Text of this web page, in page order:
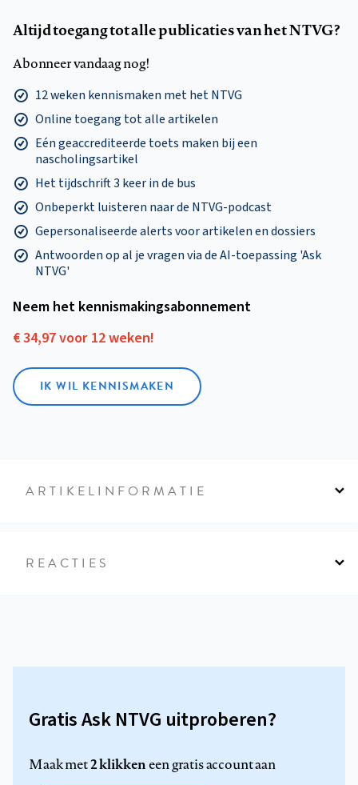
Altijd toegang tot alle publicaties van het NTVG?
Abonneer vandaag nog!
12 weken kennismaken met het NTVG
Online toegang tot alle artikelen
Eén geaccrediteerde toets maken bij een
nascholingsartikel
Het tijdschrift 3 keer in de bus
Onbeperkt luisteren naar de NTVG-podcast
Gepersonaliseerde alerts voor artikelen en dossiers
Antwoorden op al je vragen via de AI-toepassing 'Ask
NTVG'
Neem het kennismakings­abonnement
€ 34,97 voor 12 weken!
IK WIL KENNISMAKEN
ARTIKELINFORMATIE
REACTIES
Gratis Ask NTVG uitproberen?
Maak met2 klikkeneen gratis account aan